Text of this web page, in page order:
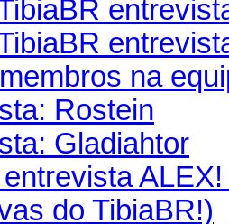
na
Rostein
Gladiahtor
do TibiaBR!)